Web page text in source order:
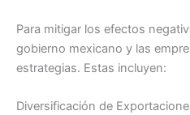
Para mitigar los efectos
gobierno mexicano y las
estrategias. Estas incluyen:
Diversificación de